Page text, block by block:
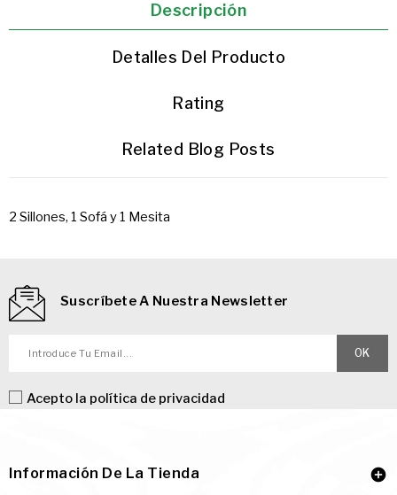
Descripción
Detalles Del Producto
Rating
Related Blog Posts
2 Sillones, 1 Sofá y 1 Mesita
Suscríbete A Nuestra Newsletter
Acepto la política de privacidad
Información De La Tienda 